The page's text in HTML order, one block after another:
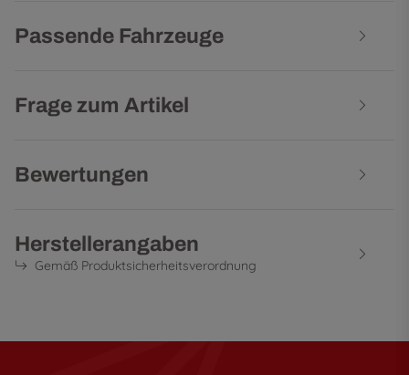
Passende Fahrzeuge
Frage zum Artikel
Bewertungen
Herstellerangaben
Gemäß Produktsicherheitsverordnung